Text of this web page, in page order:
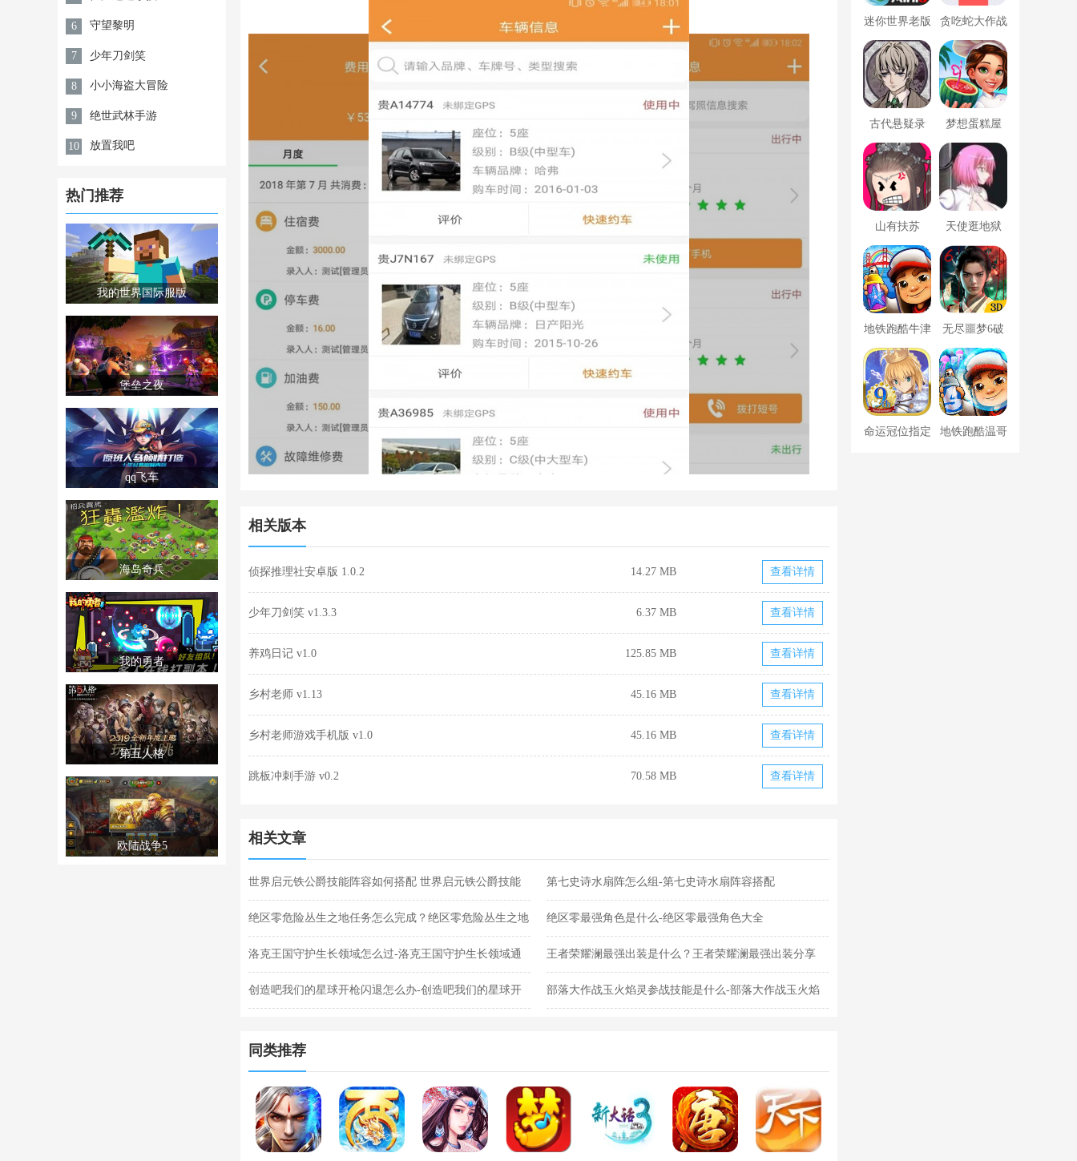
6 守望黎明
7 少年刀剑笑
8 小小海盗大冒险
9 绝世武林手游
10 放置我吧
热门推荐
我的世界国际服版
堡垒之夜
qq飞车
海岛奇兵
我的勇者
第五人格
欧陆战争5
相关版本
侦探推理社安卓版 1.0.2 14.27 MB 查看详情
少年刀剑笑 v1.3.3 6.37 MB 查看详情
养鸡日记 v1.0 125.85 MB 查看详情
乡村老师 v1.13 45.16 MB 查看详情
乡村老师游戏手机版 v1.0 45.16 MB 查看详情
跳板冲刺手游 v0.2 70.58 MB 查看详情
相关文章
世界启元铁公爵技能阵容如何搭配 世界启元铁公爵技能
阵容搭配合集
第七史诗水扇阵怎么组-第七史诗水扇阵容搭配
绝区零危险丛生之地任务怎么完成？绝区零危险丛生之地
任务完成攻略
绝区零最强角色是什么-绝区零最强角色大全
洛克王国守护生长领域怎么过-洛克王国守护生长领域通
关攻略
王者荣耀澜最强出装是什么？王者荣耀澜最强出装分享
创造吧我们的星球开枪闪退怎么办-创造吧我们的星球开 部落大作战玉火焰灵参战技能是什么-部落大作战玉火焰
同类推荐
迷你世界老版
本下载
贪吃蛇大作战
破解版
古代悬疑录 梦想蛋糕屋
山有扶苏 天使逛地狱
地铁跑酷牛津
版内置菜单
无尽噩梦6破
解版内置菜单
MOD修改器
命运冠位指定 地铁跑酷温哥